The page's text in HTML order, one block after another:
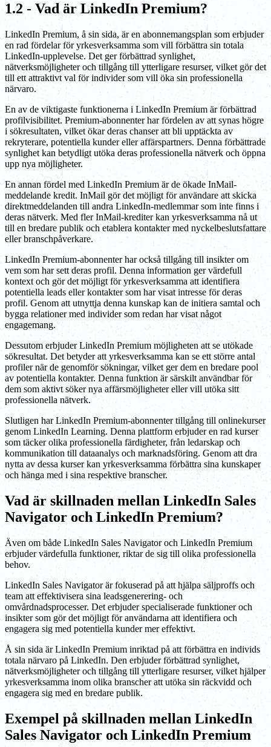
1.2 - Vad är LinkedIn Premium?
LinkedIn Premium, å sin sida, är en abonnemangsplan som erbjuder
en rad fördelar för yrkesverksamma som vill förbättra sin totala
LinkedIn-upplevelse. Det ger förbättrad synlighet,
nätverksmöjligheter och tillgång till ytterligare resurser, vilket gör det
till ett attraktivt val för individer som vill öka sin professionella
närvaro.
En av de viktigaste funktionerna i LinkedIn Premium är förbättrad
profilvisibilitet. Premium-abonnenter har fördelen av att synas högre
i sökresultaten, vilket ökar deras chanser att bli upptäckta av
rekryterare, potentiella kunder eller affärspartners. Denna förbättrade
synlighet kan betydligt utöka deras professionella nätverk och öppna
upp nya möjligheter.
En annan fördel med LinkedIn Premium är de ökade InMail-
meddelande kredit. InMail gör det möjligt för användare att skicka
direktmeddelanden till andra LinkedIn-medlemmar som inte finns i
deras nätverk. Med fler InMail-krediter kan yrkesverksamma nå ut
till en bredare publik och etablera kontakter med nyckelbeslutsfattare
eller branschpåverkare.
LinkedIn Premium-abonnenter har också tillgång till insikter om
vem som har sett deras profil. Denna information ger värdefull
kontext och gör det möjligt för yrkesverksamma att identifiera
potentiella leads eller kontakter som har visat intresse för deras
profil. Genom att utnyttja denna kunskap kan de initiera samtal och
bygga relationer med individer som redan har visat något
engagemang.
Dessutom erbjuder LinkedIn Premium möjligheten att se utökade
sökresultat. Det betyder att yrkesverksamma kan se ett större antal
profiler när de genomför sökningar, vilket ger dem en bredare pool
av potentiella kontakter. Denna funktion är särskilt användbar för
dem som aktivt söker nya affärsmöjligheter eller vill utöka sitt
professionella nätverk.
Slutligen har LinkedIn Premium-abonnenter tillgång till onlinekurser
genom LinkedIn Learning. Denna plattform erbjuder en rad kurser
som täcker olika professionella färdigheter, från ledarskap och
kommunikation till dataanalys och marknadsföring. Genom att dra
nytta av dessa kurser kan yrkesverksamma förbättra sina kunskaper
och hänga med i sina respektive branscher.
Vad är skillnaden mellan LinkedIn Sales
Navigator och LinkedIn Premium?
Även om både LinkedIn Sales Navigator och LinkedIn Premium
erbjuder värdefulla funktioner, riktar de sig till olika professionella
behov.
LinkedIn Sales Navigator är fokuserad på att hjälpa säljproffs och
team att effektivisera sina leadsgenerering- och
omvårdnadsprocesser. Det erbjuder specialiserade funktioner och
insikter som gör det möjligt för användarna att identifiera och
engagera sig med potentiella kunder mer effektivt.
Å sin sida är LinkedIn Premium inriktad på att förbättra en individs
totala närvaro på LinkedIn. Den erbjuder förbättrad synlighet,
nätverksmöjligheter och tillgång till ytterligare resurser, vilket hjälper
yrkesverksamma inom olika branscher att utöka sin räckvidd och
engagera sig med en bredare publik.
Exempel på skillnaden mellan LinkedIn
Sales Navigator och LinkedIn Premium